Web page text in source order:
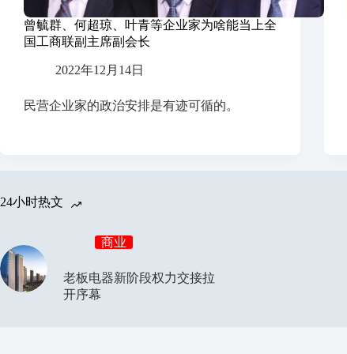
曾毓群、何超琼、叶青等企业家为啥能当上全
国工商联副主席副会长
2022年12月14日
民营企业家的政治安排是有迹可循的。
24小时热文
商业
老板电器新阶段权力交接拉
开序幕